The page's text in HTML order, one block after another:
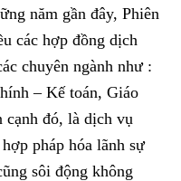
năm gần đây, Phiên
các hợp đồng dịch
chuyên ngành như :
– Kế toán, Giáo
đó, là dịch vụ
pháp hóa lãnh sự
sôi động không